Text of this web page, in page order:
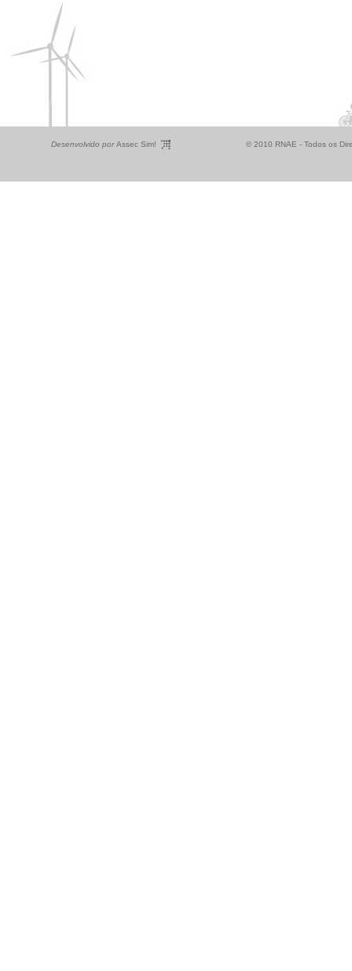
Desenvolvido porAssec Sim! © 2010 RNAE - Todos os